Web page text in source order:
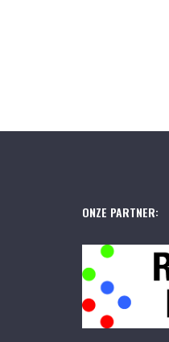
ONZE PARTNER: